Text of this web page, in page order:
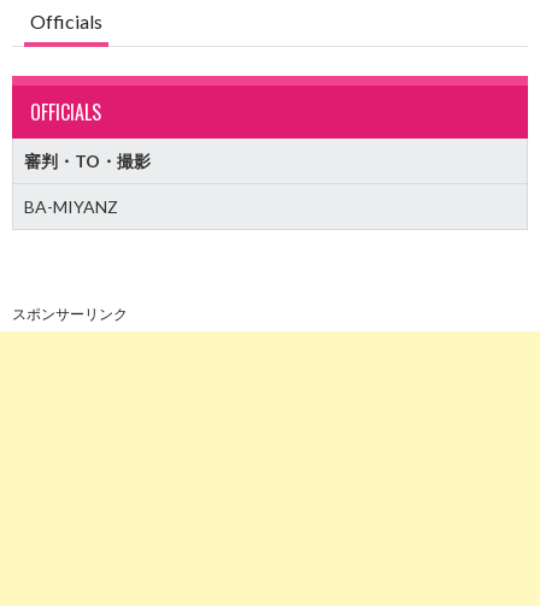
Officials
OFFICIALS
審判・TO・撮影
BA-MIYANZ
スポンサーリンク